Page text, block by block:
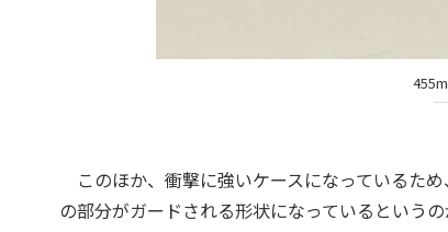
このほか、衝撃に強いケースになっているた
の部分がガードされる形状になっているというの